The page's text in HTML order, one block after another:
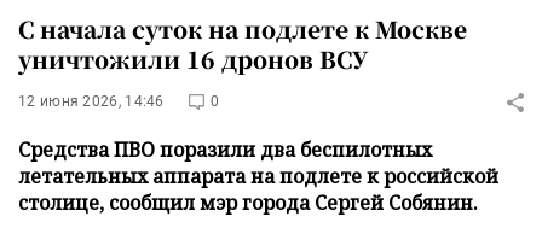
С начала суток на подлете к Москве
уничтожили 16 дронов ВСУ
12 июня 2026, 14:46 0
Средства ПВО поразили два беспилотных
летательных аппарата на подлете к российской
столице, сообщил мэр города Сергей Собянин.